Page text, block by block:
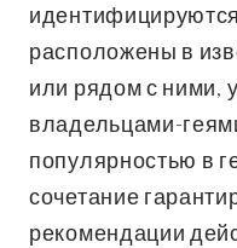
расположены в
или рядом с ними,
владельцами-
популярностью в
сочетание
рекомендации